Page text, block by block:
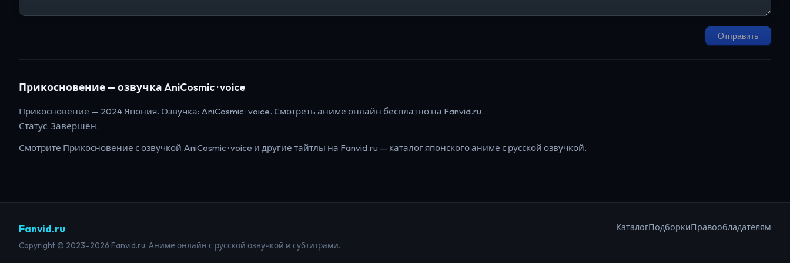
Отправить
Прикосновение— озвучка AniCosmic · voice
Прикосновение — 2024 Япония. Озвучка: AniCosmic · voice. Смотреть аниме онлайн бесплатно на Fanvid.ru.
Статус: Завершён.
Смотрите Прикосновение с озвучкой AniCosmic · voice и другие тайтлы на Fanvid.ru — каталог японского аниме с русской озвучкой.
Fanvid.ru
Copyright © 2023–2026 Fanvid.ru. Аниме онлайн с русской озвучкой и субтитрами.
КаталогПодборкиПравообладателям